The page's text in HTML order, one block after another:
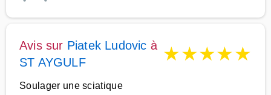
Avis sur Piatek Ludovic à
ST AYGULF
★★★★★
Soulager une sciatique